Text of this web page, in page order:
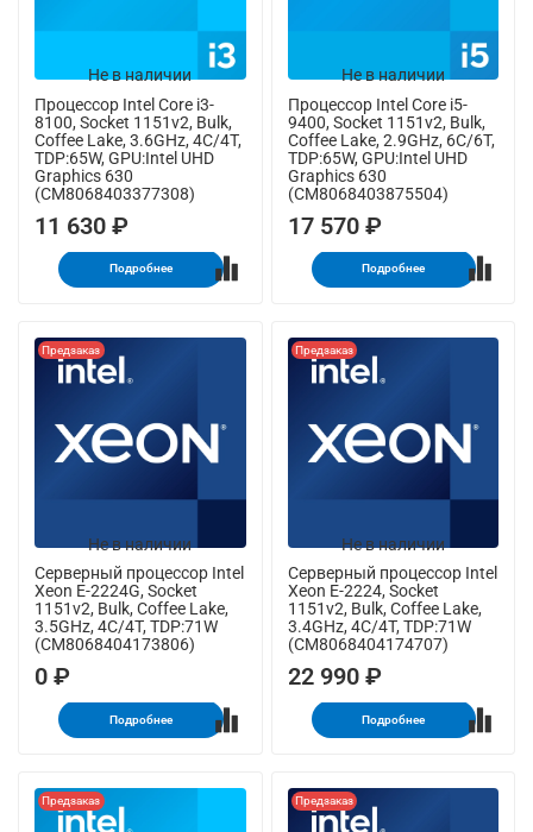
Не в наличии
Процессор Intel Core i3-
8100, Socket 1151v2, Bulk,
Coffee Lake, 3.6GHz, 4C/4T,
TDP:65W, GPU:Intel UHD
Graphics 630
(CM8068403377308)
11 630 ₽
Подробнее
Не в наличии
Процессор Intel Core i5-
9400, Socket 1151v2, Bulk,
Coffee Lake, 2.9GHz, 6C/6T,
TDP:65W, GPU:Intel UHD
Graphics 630
(CM8068403875504)
17 570 ₽
Подробнее
Не в наличии
Предзаказ
Серверный процессор Intel
Xeon E-2224G, Socket
1151v2, Bulk, Coffee Lake,
3.5GHz, 4C/4T, TDP:71W
(CM8068404173806)
0 ₽
Подробнее
Не в наличии
Предзаказ
Серверный процессор Intel
Xeon E-2224, Socket
1151v2, Bulk, Coffee Lake,
3.4GHz, 4C/4T, TDP:71W
(CM8068404174707)
22 990 ₽
Подробнее
Предзаказ Предзаказ